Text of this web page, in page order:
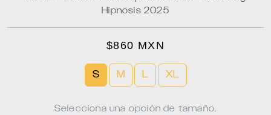
Hipnosis 2025
$860 MXN
S M L XL
Selecciona una opción de tamaño.